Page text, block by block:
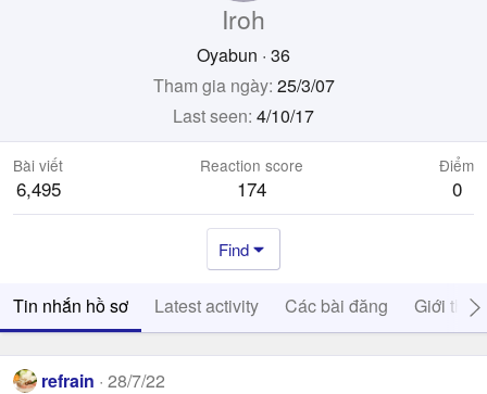
Iroh
Oyabun · 36
Tham gia ngày 25/3/07
Last seen 4/10/17
Bài viết
6,495
Reaction score
174
Điểm
0
Find
Tin nhắn hồ sơ Latest activity Các bài đăng Giới thiệu
refrain 28/7/22